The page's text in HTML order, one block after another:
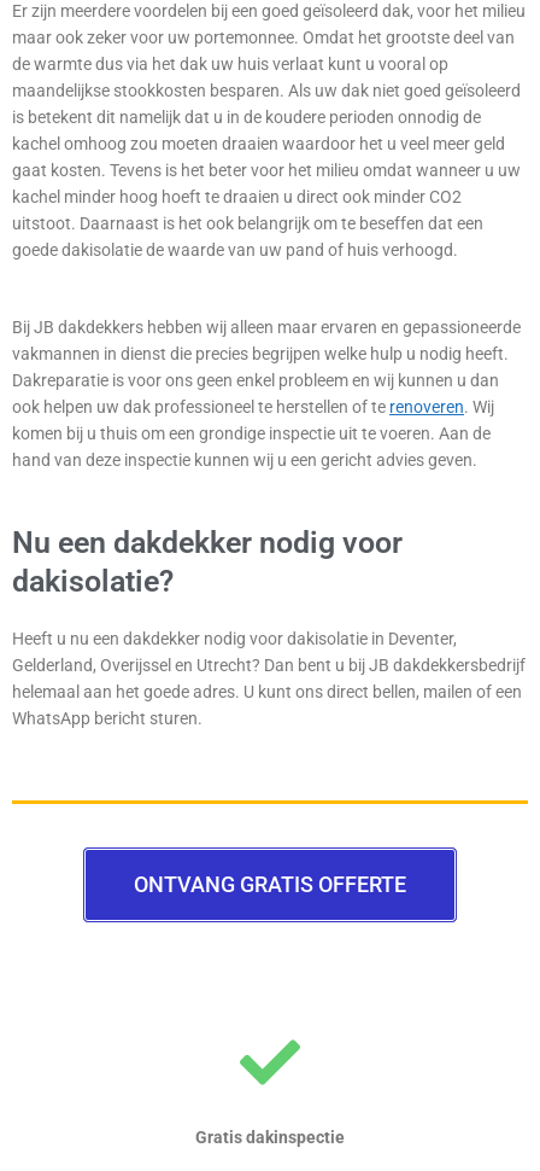
Er zijn meerdere voordelen bij een goed geïsoleerd dak, voor het milieu
maar ook zeker voor uw portemonnee. Omdat het grootste deel van
de warmte dus via het dak uw huis verlaat kunt u vooral op
maandelijkse stookkosten besparen. Als uw dak niet goed geïsoleerd
is betekent dit namelijk dat u in de koudere perioden onnodig de
kachel omhoog zou moeten draaien waardoor het u veel meer geld
gaat kosten. Tevens is het beter voor het milieu omdat wanneer u uw
kachel minder hoog hoeft te draaien u direct ook minder CO2
uitstoot. Daarnaast is het ook belangrijk om te beseffen dat een
goede dakisolatie de waarde van uw pand of huis verhoogd.
Bij JB dakdekkers hebben wij alleen maar ervaren en gepassioneerde
vakmannen in dienst die precies begrijpen welke hulp u nodig heeft.
Dakreparatie is voor ons geen enkel probleem en wij kunnen u dan
ook helpen uw dak professioneel te herstellen of te renoveren. Wij
komen bij u thuis om een grondige inspectie uit te voeren. Aan de
hand van deze inspectie kunnen wij u een gericht advies geven.
Nu een dakdekker nodig voor
dakisolatie?
Heeft u nu een dakdekker nodig voor dakisolatie in Deventer,
Gelderland, Overijssel en Utrecht? Dan bent u bij JB dakdekkersbedrijf
helemaal aan het goede adres. U kunt ons direct bellen, mailen of een
WhatsApp bericht sturen.
ONTVANG GRATIS OFFERTE
Gratis dakinspectie